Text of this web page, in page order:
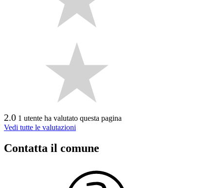
2.0 1 utente ha valutato questa pagina
Vedi tutte le valutazioni
Contatta il comune